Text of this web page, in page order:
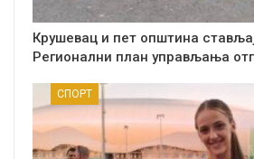
Крушевац и пет општина
Регионални план управљања
СПОРТ